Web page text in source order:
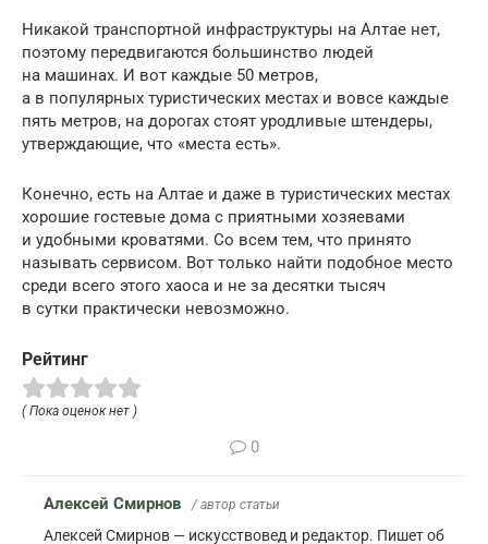
Никакой транспортной инфраструктуры на Алтае нет,
поэтому передвигаются большинство людей
на машинах. И вот каждые 50 метров,
а в популярных туристических местах и вовсе каждые
пять метров, на дорогах стоят уродливые штендеры,
утверждающие, что «места есть».
Конечно, есть на Алтае и даже в туристических местах
хорошие гостевые дома с приятными хозяевами
и удобными кроватями. Со всем тем, что принято
называть сервисом. Вот только найти подобное место
среди всего этого хаоса и не за десятки тысяч
в сутки практически невозможно.
Рейтинг
( Пока оценок нет )
0
Алексей Смирнов / автор статьи
Алексей Смирнов — искусствовед и редактор. Пишет об